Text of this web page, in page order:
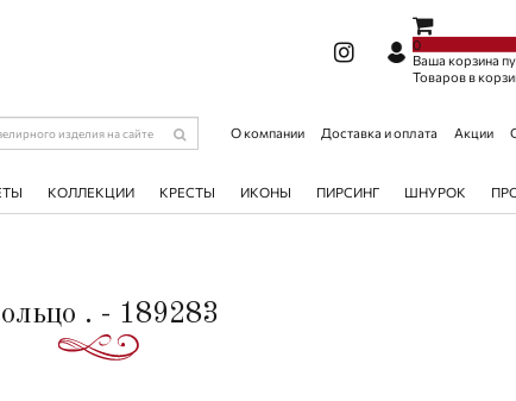
0
Ваша корзина
Товаров в
О компании Доставка и оплата Акции
КОЛЛЕКЦИИ КРЕСТЫ ИКОНЫ ПИРСИНГ ШНУРОК
. - 189283